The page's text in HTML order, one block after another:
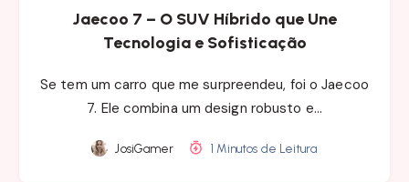
Jaecoo 7 – O SUV Híbrido que Une
Tecnologia e Sofisticação
Se tem um carro que me surpreendeu, foi o Jaecoo
7. Ele combina um design robusto e…
JosiGamer 1 Minutos de Leitura